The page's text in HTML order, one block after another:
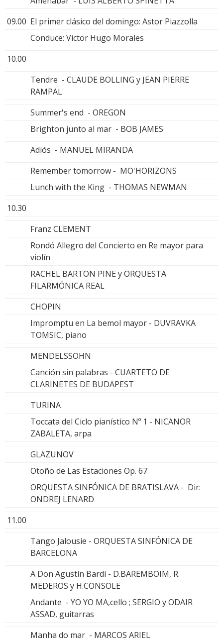
09.00 El primer clásico del domingo: Astor Piazzolla
Conduce: Victor Hugo Morales
10.00
Tendre - CLAUDE BOLLING y JEAN PIERRE
RAMPAL
Summer's end - OREGON
Brighton junto al mar - BOB JAMES
Adiós - MANUEL MIRANDA
Remember tomorrow - MO'HORIZONS
Lunch with the King - THOMAS NEWMAN
10.30
Franz CLEMENT
Rondó Allegro del Concierto en Re mayor para
violín
RACHEL BARTON PINE y ORQUESTA
FILARMÓNICA REAL
CHOPIN
Impromptu en La bemol mayor - DUVRAVKA
TOMSIC, piano
MENDELSSOHN
Canción sin palabras - CUARTETO DE
CLARINETES DE BUDAPEST
TURINA
Toccata del Ciclo pianístico Nº 1 - NICANOR
ZABALETA, arpa
GLAZUNOV
Otoño de Las Estaciones Op. 67
ORQUESTA SINFÓNICA DE BRATISLAVA - Dir:
ONDREJ LENARD
11.00
Tango Jalousie - ORQUESTA SINFÓNICA DE
BARCELONA
A Don Agustín Bardi - D.BAREMBOIM, R.
MEDEROS y H.CONSOLE
Andante - YO YO MA,cello ; SERGIO y ODAIR
ASSAD, guitarras
Manha do mar - MARCOS ARIEL